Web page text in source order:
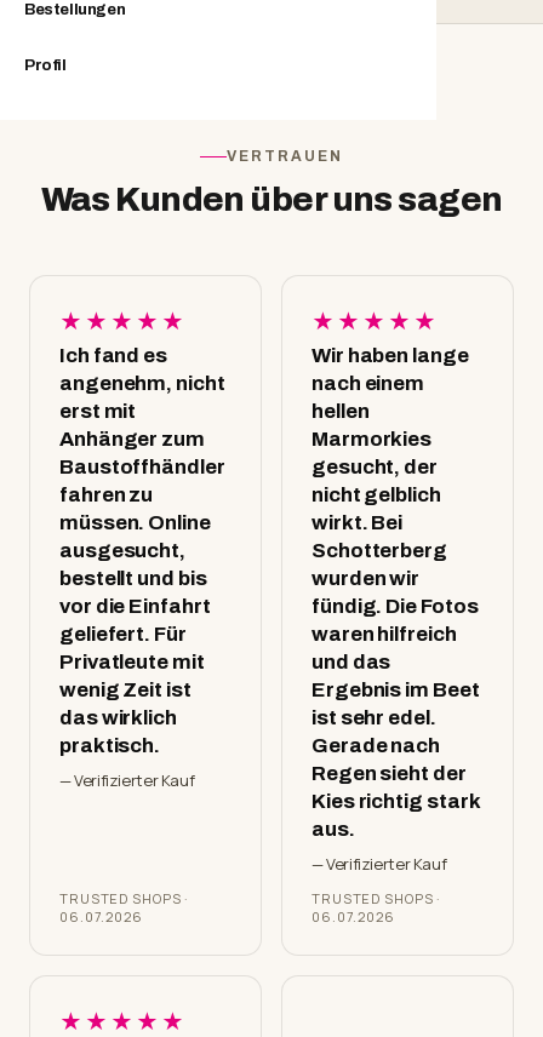
Bestellungen
Profil
VERTRAUEN
Was Kunden über uns sagen
★★★★★
Ich fand es
angenehm, nicht
erst mit
Anhänger zum
Baustoffhändler
fahren zu
müssen. Online
ausgesucht,
bestellt und bis
vor die Einfahrt
geliefert. Für
Privatleute mit
wenig Zeit ist
das wirklich
praktisch.
— Verifizierter Kauf
TRUSTED SHOPS ·
06.07.2026
★★★★★
Wir haben lange
nach einem
hellen
Marmorkies
gesucht, der
nicht gelblich
wirkt. Bei
Schotterberg
wurden wir
fündig. Die Fotos
waren hilfreich
und das
Ergebnis im Beet
ist sehr edel.
Gerade nach
Regen sieht der
Kies richtig stark
aus.
— Verifizierter Kauf
TRUSTED SHOPS ·
06.07.2026
★★★★★